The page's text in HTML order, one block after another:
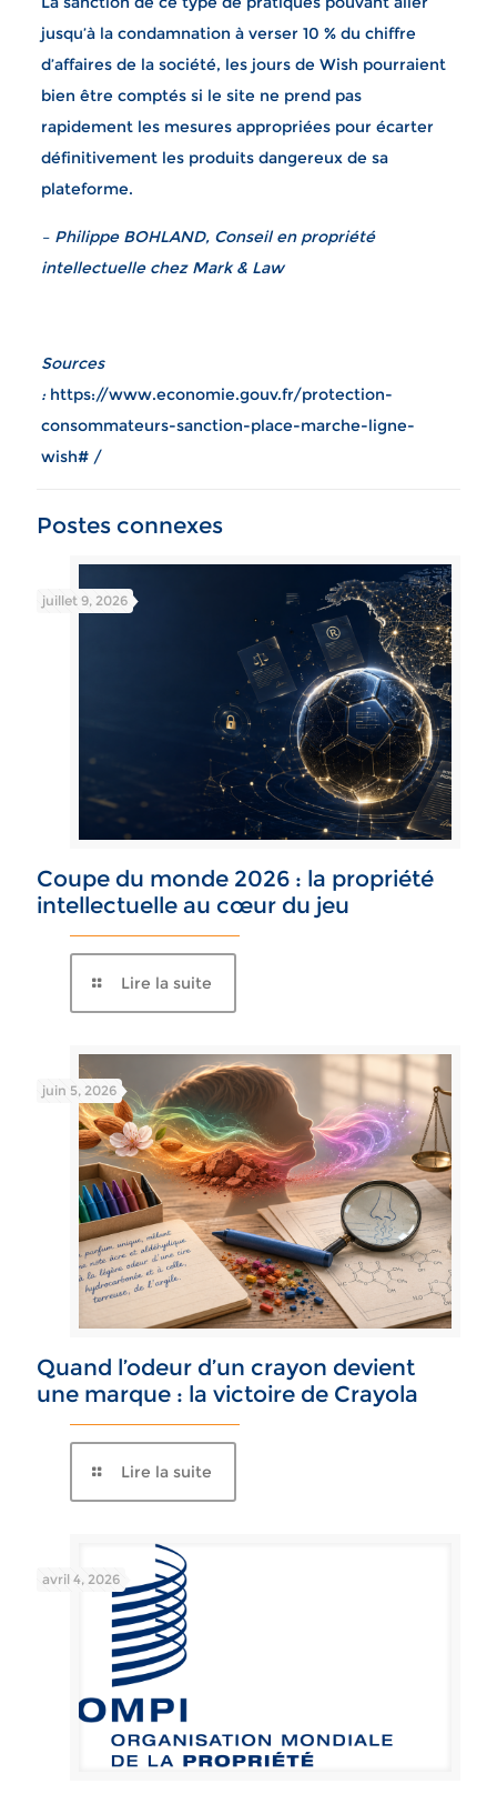
jusqu’à la condamnation à verser 10 % du chiffre
d’affaires de la société, les jours de Wish pourraient
bien être comptés si le site ne prend pas
rapidement les mesures appropriées pour écarter
définitivement les produits dangereux de sa
plateforme.
– Philippe BOHLAND, Conseil en propriété
intellectuelle chez Mark & Law
Sources
: https://www.economie.gouv.fr/protection-
consommateurs-sanction-place-marche-ligne-
wish# /
Postes connexes
juillet 9, 2026
Coupe du monde 2026 : la propriété
intellectuelle au cœur du jeu
Lire la suite
juin 5, 2026
Quand l’odeur d’un crayon devient
une marque : la victoire de Crayola
Lire la suite
avril 4, 2026